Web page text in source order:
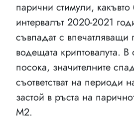
парични стимули,
интервалът 2020-2021
съвпадат с впечатляващи
водещата криптовалута. В
посока, значителните
съответстват на периоди
застой в ръста на
М2.